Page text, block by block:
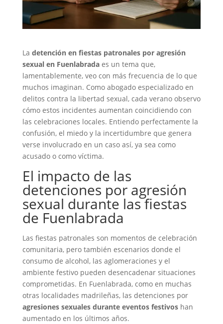
La detención en fiestas patronales por agresión
sexual en Fuenlabradaes un tema que,
lamentablemente, veo con más frecuencia de lo que
muchos imaginan. Como abogado especializado en
delitos contra la libertad sexual, cada verano observo
cómo estos incidentes aumentan coincidiendo con
las celebraciones locales. Entiendo perfectamente la
confusión, el miedo y la incertidumbre que genera
verse involucrado en un caso así, ya sea como
acusado o como víctima.
El impacto de las
detenciones por agresión
sexual durante las fiestas
de Fuenlabrada
Las fiestas patronales son momentos de celebración
comunitaria, pero también escenarios donde el
consumo de alcohol, las aglomeraciones y el
ambiente festivo pueden desencadenar situaciones
comprometidas. En Fuenlabrada, como en muchas
otras localidades madrileñas, las detenciones por
agresiones sexuales durante eventos festivoshan
aumentado en los últimos años.